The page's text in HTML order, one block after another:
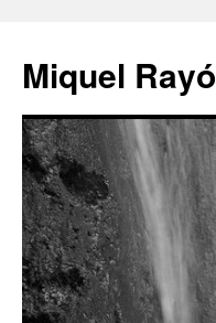
Miquel Rayó